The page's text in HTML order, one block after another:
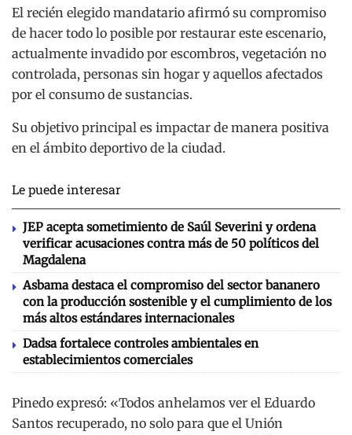
El recién elegido mandatario afirmó su compromiso
de hacer todo lo posible por restaurar este escenario,
actualmente invadido por escombros, vegetación no
controlada, personas sin hogar y aquellos afectados
por el consumo de sustancias.
Su objetivo principal es impactar de manera positiva
en el ámbito deportivo de la ciudad.
Le puede interesar
JEP acepta sometimiento de Saúl Severini y ordena
verificar acusaciones contra más de 50 políticos del
Magdalena
Asbama destaca el compromiso del sector bananero
con la producción sostenible y el cumplimiento de los
más altos estándares internacionales
Dadsa fortalece controles ambientales en
establecimientos comerciales
Pinedo expresó: «Todos anhelamos ver el Eduardo
Santos recuperado, no solo para que el Unión